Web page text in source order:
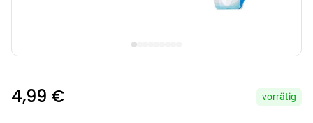
4,99 € vorrätig